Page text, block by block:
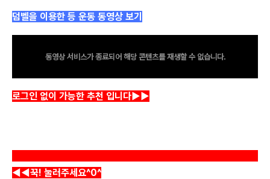
덤벨을 이용한 등 운동 동영상 보기
동영상 서비스가 종료되어 해당 콘텐츠를 재생할 수 없습니다.
로그인 없이 가능한 추천 입니다▶▶
◀◀꾹! 눌러주세요^0^